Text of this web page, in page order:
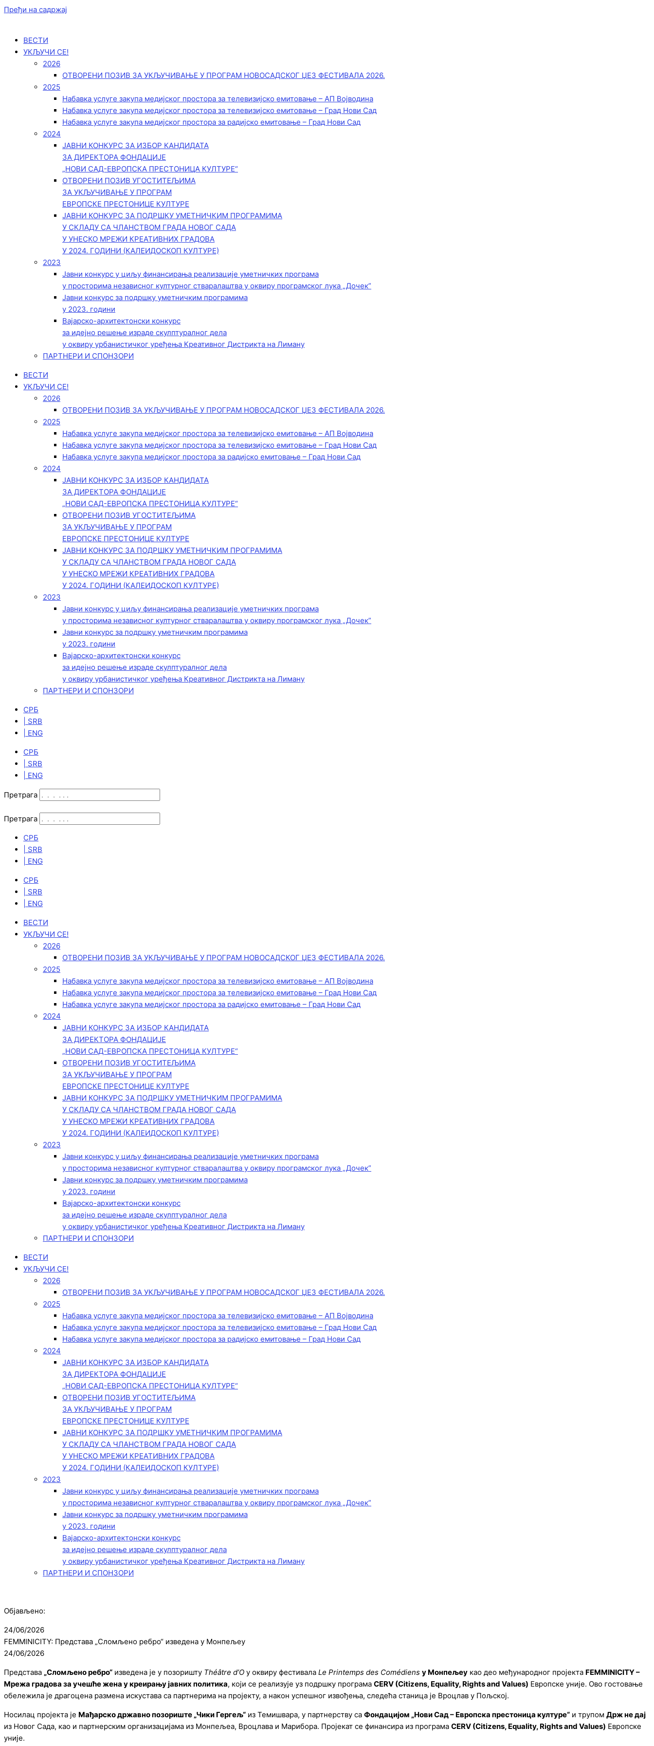
Пређи на садржај
ВЕСТИ
УКЉУЧИ СЕ!
2026
ОТВОРЕНИ ПОЗИВ ЗА УКЉУЧИВАЊЕ У ПРОГРАМ НОВОСАДСКОГ ЏЕЗ ФЕСТИВАЛА 2026.
2025
Набавка услуге закупа медијског простора за телевизијско емитовање – АП Војводинa
Набавка услуге закупа медијског простора за телевизијско емитовање – Град Нови Сад
Набавка услуге закупа медијског простора за радијско емитовање – Град Нови Сад
2024
ЈАВНИ КОНКУРС ЗА ИЗБОР КАНДИДАТА
ЗА ДИРЕКТОРА ФОНДАЦИЈЕ
„НОВИ САД-ЕВРОПСКА ПРЕСТОНИЦА КУЛТУРЕ“
ОТВОРЕНИ ПОЗИВ УГОСТИТЕЉИМА
ЗА УКЉУЧИВАЊЕ У ПРОГРАМ
ЕВРОПСКЕ ПРЕСТОНИЦЕ КУЛТУРЕ
ЈАВНИ КОНКУРС ЗА ПОДРШКУ УМЕТНИЧКИМ ПРОГРАМИМА
У СКЛАДУ СА ЧЛАНСТВОМ ГРАДА НОВОГ САДА
У УНЕСКО МРЕЖИ КРЕАТИВНИХ ГРАДОВА
У 2024. ГОДИНИ (КАЛЕИДОСКОП КУЛТУРЕ)
2023
Јавни конкурс у циљу финансирања реализације уметничких програма
у просторима независног културног стваралаштва у оквиру програмског лука „Дочек”
Јавни конкурс за подршку уметничким програмима
у 2023. години
Вајарско-архитектонски конкурс
за идејно решење израде скулптуралног дела
у оквиру урбанистичког уређења Креативног Дистрикта на Лиману
ПАРТНЕРИ И СПОНЗОРИ
ВЕСТИ
УКЉУЧИ СЕ!
2026
ОТВОРЕНИ ПОЗИВ ЗА УКЉУЧИВАЊЕ У ПРОГРАМ НОВОСАДСКОГ ЏЕЗ ФЕСТИВАЛА 2026.
2025
Набавка услуге закупа медијског простора за телевизијско емитовање – АП Војводинa
Набавка услуге закупа медијског простора за телевизијско емитовање – Град Нови Сад
Набавка услуге закупа медијског простора за радијско емитовање – Град Нови Сад
2024
ЈАВНИ КОНКУРС ЗА ИЗБОР КАНДИДАТА
ЗА ДИРЕКТОРА ФОНДАЦИЈЕ
„НОВИ САД-ЕВРОПСКА ПРЕСТОНИЦА КУЛТУРЕ“
ОТВОРЕНИ ПОЗИВ УГОСТИТЕЉИМА
ЗА УКЉУЧИВАЊЕ У ПРОГРАМ
ЕВРОПСКЕ ПРЕСТОНИЦЕ КУЛТУРЕ
ЈАВНИ КОНКУРС ЗА ПОДРШКУ УМЕТНИЧКИМ ПРОГРАМИМА
У СКЛАДУ СА ЧЛАНСТВОМ ГРАДА НОВОГ САДА
У УНЕСКО МРЕЖИ КРЕАТИВНИХ ГРАДОВА
У 2024. ГОДИНИ (КАЛЕИДОСКОП КУЛТУРЕ)
2023
Јавни конкурс у циљу финансирања реализације уметничких програма
у просторима независног културног стваралаштва у оквиру програмског лука „Дочек”
Јавни конкурс за подршку уметничким програмима
у 2023. години
Вајарско-архитектонски конкурс
за идејно решење израде скулптуралног дела
у оквиру урбанистичког уређења Креативног Дистрикта на Лиману
ПАРТНЕРИ И СПОНЗОРИ
СРБ
| SRB
| ENG
СРБ
| SRB
| ENG
Претрага
Претрага
СРБ
| SRB
| ENG
СРБ
| SRB
| ENG
ВЕСТИ
УКЉУЧИ СЕ!
2026
ОТВОРЕНИ ПОЗИВ ЗА УКЉУЧИВАЊЕ У ПРОГРАМ НОВОСАДСКОГ ЏЕЗ ФЕСТИВАЛА 2026.
2025
Набавка услуге закупа медијског простора за телевизијско емитовање – АП Војводинa
Набавка услуге закупа медијског простора за телевизијско емитовање – Град Нови Сад
Набавка услуге закупа медијског простора за радијско емитовање – Град Нови Сад
2024
ЈАВНИ КОНКУРС ЗА ИЗБОР КАНДИДАТА
ЗА ДИРЕКТОРА ФОНДАЦИЈЕ
„НОВИ САД-ЕВРОПСКА ПРЕСТОНИЦА КУЛТУРЕ“
ОТВОРЕНИ ПОЗИВ УГОСТИТЕЉИМА
ЗА УКЉУЧИВАЊЕ У ПРОГРАМ
ЕВРОПСКЕ ПРЕСТОНИЦЕ КУЛТУРЕ
ЈАВНИ КОНКУРС ЗА ПОДРШКУ УМЕТНИЧКИМ ПРОГРАМИМА
У СКЛАДУ СА ЧЛАНСТВОМ ГРАДА НОВОГ САДА
У УНЕСКО МРЕЖИ КРЕАТИВНИХ ГРАДОВА
У 2024. ГОДИНИ (КАЛЕИДОСКОП КУЛТУРЕ)
2023
Јавни конкурс у циљу финансирања реализације уметничких програма
у просторима независног културног стваралаштва у оквиру програмског лука „Дочек”
Јавни конкурс за подршку уметничким програмима
у 2023. години
Вајарско-архитектонски конкурс
за идејно решење израде скулптуралног дела
у оквиру урбанистичког уређења Креативног Дистрикта на Лиману
ПАРТНЕРИ И СПОНЗОРИ
ВЕСТИ
УКЉУЧИ СЕ!
2026
ОТВОРЕНИ ПОЗИВ ЗА УКЉУЧИВАЊЕ У ПРОГРАМ НОВОСАДСКОГ ЏЕЗ ФЕСТИВАЛА 2026.
2025
Набавка услуге закупа медијског простора за телевизијско емитовање – АП Војводинa
Набавка услуге закупа медијског простора за телевизијско емитовање – Град Нови Сад
Набавка услуге закупа медијског простора за радијско емитовање – Град Нови Сад
2024
ЈАВНИ КОНКУРС ЗА ИЗБОР КАНДИДАТА
ЗА ДИРЕКТОРА ФОНДАЦИЈЕ
„НОВИ САД-ЕВРОПСКА ПРЕСТОНИЦА КУЛТУРЕ“
ОТВОРЕНИ ПОЗИВ УГОСТИТЕЉИМА
ЗА УКЉУЧИВАЊЕ У ПРОГРАМ
ЕВРОПСКЕ ПРЕСТОНИЦЕ КУЛТУРЕ
ЈАВНИ КОНКУРС ЗА ПОДРШКУ УМЕТНИЧКИМ ПРОГРАМИМА
У СКЛАДУ СА ЧЛАНСТВОМ ГРАДА НОВОГ САДА
У УНЕСКО МРЕЖИ КРЕАТИВНИХ ГРАДОВА
У 2024. ГОДИНИ (КАЛЕИДОСКОП КУЛТУРЕ)
2023
Јавни конкурс у циљу финансирања реализације уметничких програма
у просторима независног културног стваралаштва у оквиру програмског лука „Дочек”
Јавни конкурс за подршку уметничким програмима
у 2023. години
Вајарско-архитектонски конкурс
за идејно решење израде скулптуралног дела
у оквиру урбанистичког уређења Креативног Дистрикта на Лиману
ПАРТНЕРИ И СПОНЗОРИ
Објављено:
24/06/2026
FEMMINICITY: Представа „Сломљено ребро“ изведена у Монпељеу
24/06/2026
Представа „Сломљено ребро“ изведена је у позоришту Théâtre d’O у оквиру фестивала Le Printemps des Comédiens у Монпељеу као део међународног пројекта FEMMINICITY –
Мрежа градова за учешће жена у креирању јавних политика, који се реализује уз подршку програма CERV (Citizens, Equality, Rights and Values) Европске уније. Ово гостовање
обележила је драгоцена размена искустава са партнерима на пројекту, а након успешног извођења, следећа станица је Вроцлав у Пољској.
Носилац пројекта је Мађарско државно позориште „Чики Гергељ“ из Темишвара, у партнерству са Фондацијом „Нови Сад – Европска престоница културе“ и трупом Држ не дај
из Новог Сада, као и партнерским организацијама из Монпељеа, Вроцлава и Марибора. Пројекат се финансира из програма CERV (Citizens, Equality, Rights and Values) Европске
уније.